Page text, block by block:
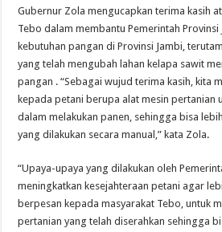
Gubernur Zola mengucapkan terima kasih
Tebo dalam membantu Pemerintah Provinsi
kebutuhan pangan di Provinsi Jambi,
yang telah mengubah lahan kelapa sawit
pangan . “Sebagai wujud terima kasih, kita
kepada petani berupa alat mesin pertanian
dalam melakukan panen, sehingga bisa
yang dilakukan secara manual,” kata Zola.
“Upaya-upaya yang dilakukan oleh
meningkatkan kesejahteraan petani agar
berpesan kepada masyarakat Tebo, untuk
pertanian yang telah diserahkan sehingga